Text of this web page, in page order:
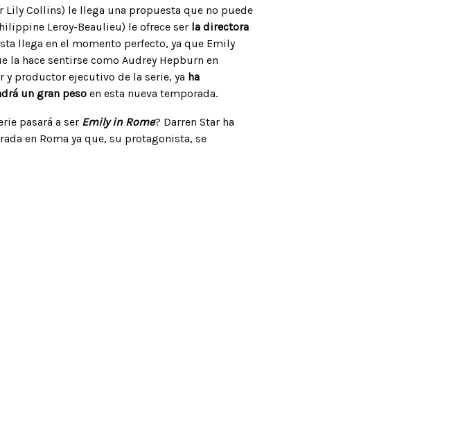
Lily Collins) le llega una propuesta que no puede
Leroy-Beaulieu) le ofrece ser la directora
llega en el momento perfecto, ya que Emily
la hace sentirse como Audrey Hepburn en
y productor ejecutivo de la serie, ya ha
un gran peso en esta nueva temporada.
pasará a ser Emily in Rome? Darren Star ha
en Roma ya que, su protagonista, se